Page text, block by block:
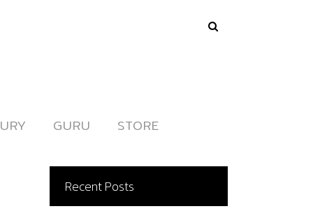
GURU
GURU STORE
STORE
Recent Posts